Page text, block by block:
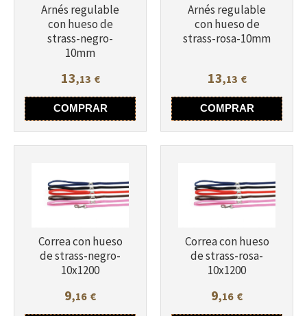
Arnés regulable
con hueso de
strass-negro-
10mm
13,13 €
COMPRAR
Arnés regulable
con hueso de
strass-rosa-10mm
13,13 €
COMPRAR
Correa con hueso
de strass-negro-
10x1200
9,16 €
Correa con hueso
de strass-rosa-
10x1200
9,16 €
Más info Más info